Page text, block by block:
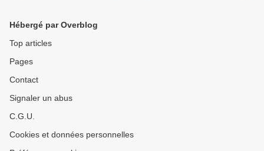
Hébergé par Overblog
Top articles
Pages
Contact
Signaler un abus
C.G.U.
Cookies et données personnelles